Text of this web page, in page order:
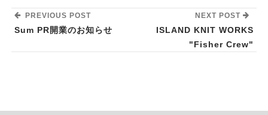
PREVIOUS POST
Sum PR開業のお知らせ
NEXT POST
ISLAND KNIT WORKS
"Fisher Crew"